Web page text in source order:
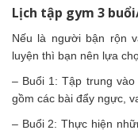
Lịch tập gym 3
Nếu là người bận rộn
luyện thì bạn nên lựa
– Buổi 1: Tập trung
gồm các bài đẩy ngực,
– Buổi 2: Thực hiện